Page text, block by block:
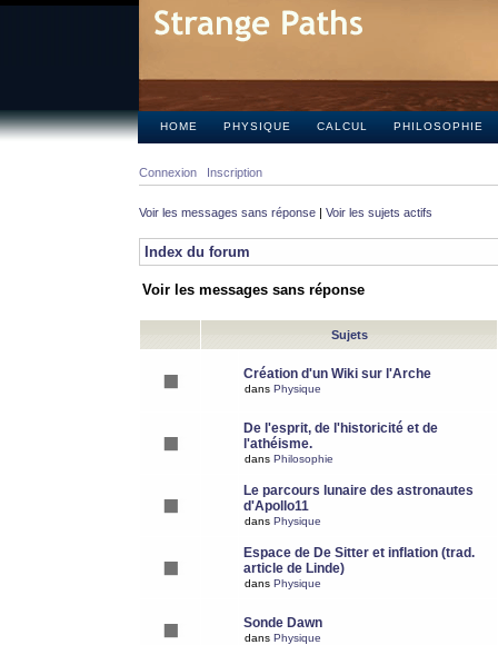
HOME PHYSIQUE CALCUL PHILOSOPHIE
Connexion Inscription
Voir les messages sans réponse | Voir les sujets actifs
Index du forum
Voir les messages sans réponse
Sujets
Création d'un Wiki sur l'Arche
dans Physique
De l'esprit, de l'historicité et de
l'athéisme.
dans Philosophie
Le parcours lunaire des astronautes
d'Apollo11
dans Physique
Espace de De Sitter et inflation (trad.
article de Linde)
dans Physique
Sonde Dawn
dans Physique